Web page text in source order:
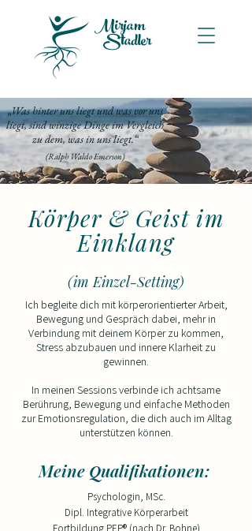
Stadler
Mirjam
„Was hinter uns liegt und was vor uns
liegt, sind winzige Dinge im Vergleich
zu dem, was in uns liegt.“
(Ralph Waldo Emerson)
Körper & Geist im
Einklang​
(im Einzel-Setting)​
​​Ich begleite dich mit körperorientierter Arbeit,
Bewegung und Gespräch dabei, mehr in
Verbindung mit deinem Körper zu kommen,
Stress abzubauen und innere Klarheit zu
gewinnen.
In meinen Sessions verbinde ich achtsame
Berührung, Bewegung und einfache Methoden
zur Emotionsregulation, die dich auch im Alltag
unterstützen können.
Meine Qualifikationen:
Psychologin, MSc.
Dipl. Integrative Körperarbeit
Fortbildung PEP® (nach Dr. Bohne)